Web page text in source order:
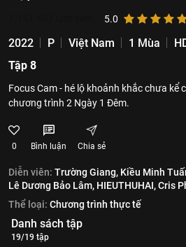
5.0
2022 P Việt Nam 1 Mùa
Tập 8
Focus Cam - hé lộ khoảnh khắc chưa kể
chương trình 2 Ngày 1 Đêm.
0 Bình luận Chia sẻ
Diễn viên: Trường Giang, Kiều Minh
Lê Dương Bảo Lâm, HIEUTHUHAI,Cris
Thể loại: Chương trình thực tế
Danh sách tập
19/19 tập